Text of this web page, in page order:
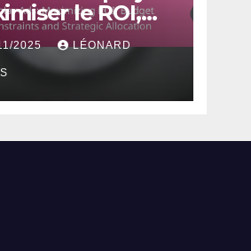
le ROI,
et
2025 LÉONARD